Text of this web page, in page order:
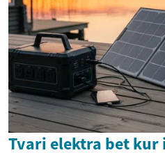
Tvari elektra bet kur